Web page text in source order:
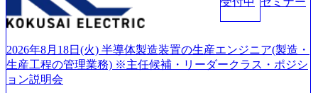
通貫で提供するのが特徴（いわゆる総合コンサルティング
ファーム） 社名の由来は”DXエリアにSpir（槍）を指して
ていく”という位置づけ 一昔前は金融が強い企業として認知
されていたが、現在金融の売上割合は全体の3割。現在はTo
C事業を始め、パブリック、製造業、通信、エンタメ、教
2026年8月18日(火) 半導体製造装置の生産エンジニア(製造・
生産工程の管理業務) ※主任候補・リーダークラス・ポジシ
ョン説明会